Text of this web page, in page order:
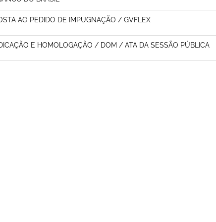
AO PEDIDO DE IMPUGNAÇÃO / GVFLEX
E HOMOLOGAÇÃO / DOM / ATA DA SESSÃO PÚBLICA